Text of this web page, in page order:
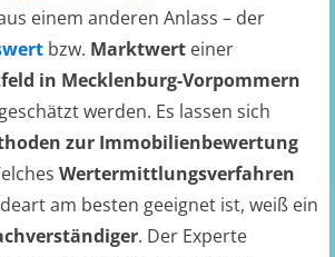
einem anderen Anlass – der
bzw. Marktwert einer
in Mecklenburg-Vorpommern
werden. Es lassen sich
zur Immobilienbewertung
Wertermittlungsverfahren
am besten geeignet ist, weiß ein
. Der Experte